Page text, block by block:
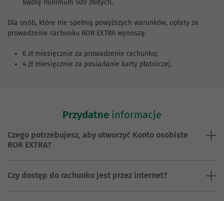
kwotę minimum 500 złotych.
Dla osób, które nie spełnią powyższych warunków, opłaty za
prowadzenie rachunku ROR EXTRA wynoszą:
6 zł miesięcznie za prowadzenie rachunku;
4 zł miesięcznie za posiadanie karty płatniczej.
Przydatne informacje
Czego potrzebujesz, aby otworzyć Konto osobiste
ROR EXTRA?
Czy dostęp do rachunku jest przez internet?